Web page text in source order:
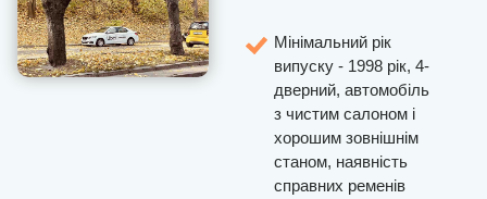
Мінімальний рік
випуску - 1998 рік, 4-
дверний, автомобіль
з чистим салоном і
хорошим зовнішнім
станом, наявність
справних ременів